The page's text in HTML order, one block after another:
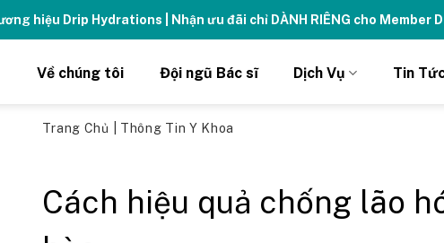
hiệu Drip Hydrations | Nhận ưu đãi chỉ DÀNH RIÊNG cho Member
Về chúng tôi Đội ngũ Bác sĩ Dịch Vụ Tin
Trang Chủ Thông Tin Y Khoa
Cách hiệu quả chống lão